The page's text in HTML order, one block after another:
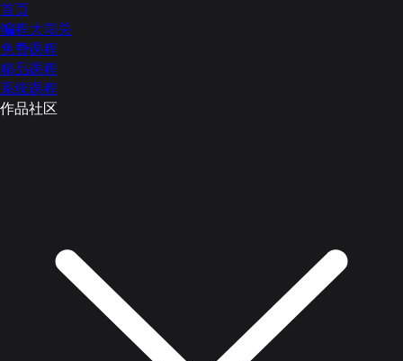
首页
编程大闯关
免费课程
精品课程
系统课程
作品社区